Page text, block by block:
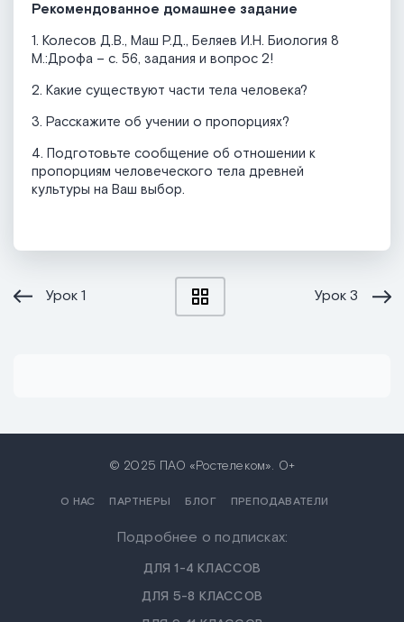
Рекомендованное домашнее задание
1. Колесов Д.В., Маш Р.Д., Беляев И.Н. Биология 8
М.:Дрофа – с. 56, задания и вопрос 2!
2. Какие существуют части тела человека?
3. Расскажите об учении о пропорциях?
4. Подготовьте сообщение об отношении к
пропорциям человеческого тела древней
культуры на Ваш выбор.
Урок1 Урок3
© 2025 ПАО «Ростелеком». 0+
О НАС ПАРТНЕРЫ БЛОГ ПРЕПОДАВАТЕЛИ
Подробнее о подписках:
ДЛЯ 1-4 КЛАССОВ
ДЛЯ 5-8 КЛАССОВ